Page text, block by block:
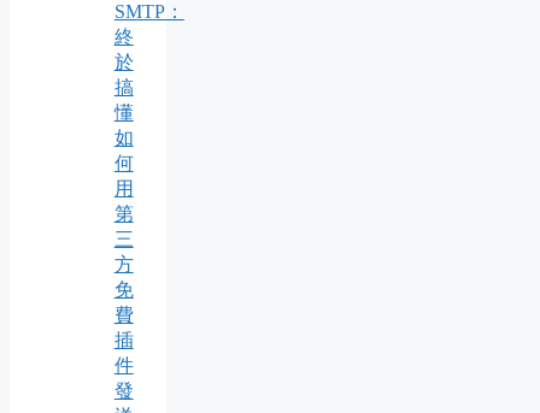
SMTP：
終
於
搞
懂
如
何
用
第
三
方
免
費
插
件
發